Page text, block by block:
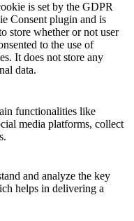
is set by the GDPR
Consent plugin and is
store whether or not user
to the use of
It does not store any
data.
functionalities like
media platforms, collect
and analyze the key
helps in delivering a